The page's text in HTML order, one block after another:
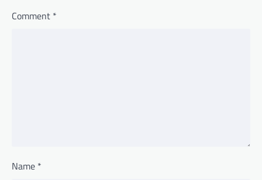
Comment *
Name *